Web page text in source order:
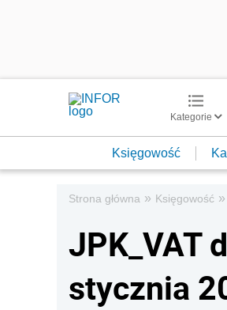
Kategorie
Księgowość
Strona główna » Księgowość »
JPK_VAT
stycznia